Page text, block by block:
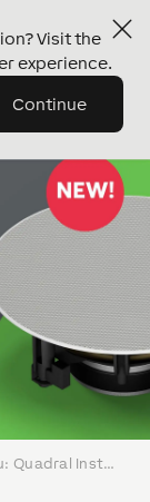
Visit the
experience.
Continue
Neu: Quadral Install 7 Speaker